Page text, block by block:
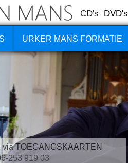
CD's DVD's
URKER MANS FORMATIE
viaTOEGANGSKAARTEN
253 919 03